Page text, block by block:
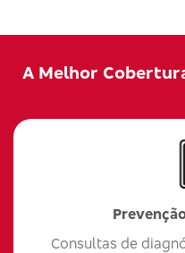
A Melhor
Consultas de